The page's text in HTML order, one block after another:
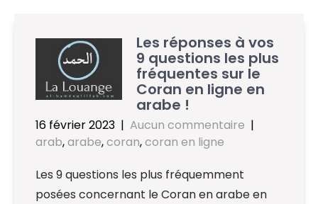
Les réponses à vos
9 questions les plus
fréquentes sur le
Coran en ligne en
arabe !
16 février 2023 | Aucun commentaire |
arab,arabe,coran,coran en ligne
Les 9 questions les plus fréquemment
posées concernant le Coran en arabe en